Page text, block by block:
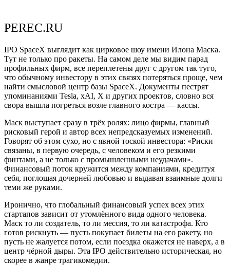
PEREC.RU
IPO SpaceX выглядит как цирковое шоу имени Илона Маска.
Тут не только про ракеты. На самом деле мы видим парад
профильных фирм, все переплетены друг с другом так туго,
что обычному инвестору в этих связях потеряться проще, чем
найти смысловой центр базы SpaceX. Документы пестрят
упоминаниями Tesla, xAI, X и других проектов, словно вся
свора вышла погреться возле главного костра — кассы.
Маск выступает сразу в трёх ролях: лицо фирмы, главный
рисковый герой и автор всех непредсказуемых изменений.
Говорят об этом сухо, но с явной тоской инвестора: «Риски
связаны, в первую очередь, с человеком и его резкими
финтами, а не только с промышленными неудачами».
Финансовый поток кружится между компаниями, кредитуя
себя, поглощая дочерней любовью и выдавая взаимные долги
теми же руками.
Иронично, что глобальный финансовый успех всех этих
стартапов зависит от утомлённого вида одного человека.
Маск то ли создатель, то ли мессия, то ли катастрофа. Кто
готов рискнуть — пусть покупает билеты на его ракету, но
пусть не жалуется потом, если поездка окажется не наверх, а в
центр чёрной дыры. Эта IPO действительно историческая, но
скорее в жанре трагикомедии.